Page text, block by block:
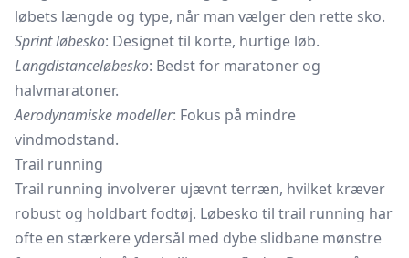
løbets længde og type, når man vælger den rette sko.
Sprint løbesko: Designet til korte, hurtige løb.
Langdistanceløbesko: Bedst for maratoner og
halvmaratoner.
Aerodynamiske modeller: Fokus på mindre
vindmodstand.
Trail running
Trail running involverer ujævnt terræn, hvilket kræver
robust og holdbart fodtøj. Løbesko til trail running har
ofte en stærkere ydersål med dybe slidbane mønstre